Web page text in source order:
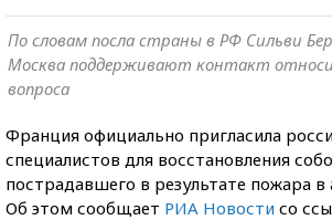
По словам посла страны в РФ Сильви
Москва поддерживают контакт
вопроса
Франция официально пригласила
специалистов для восстановления
пострадавшего в результате пожара в
Об этом сообщает РИА Новости со